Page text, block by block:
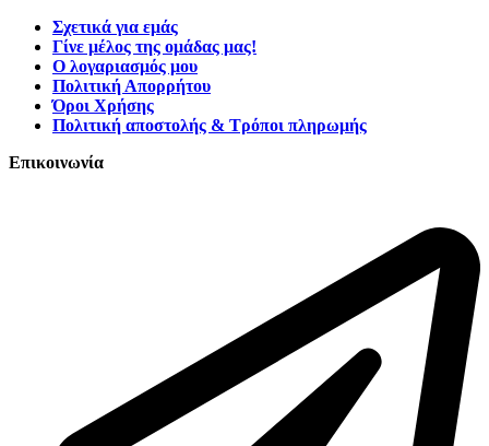
Σχετικά για εμάς
Γίνε μέλος της ομάδας μας!
Ο λογαριασμός μου
Πολιτική Απορρήτου
Όροι Χρήσης
Πολιτική αποστολής & Τρόποι πληρωμής
Επικοινωνία